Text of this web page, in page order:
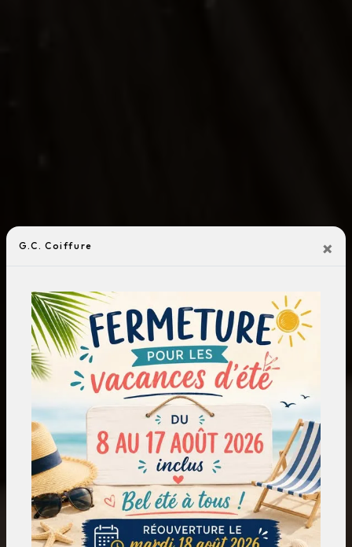
G.C. Coiffure ×